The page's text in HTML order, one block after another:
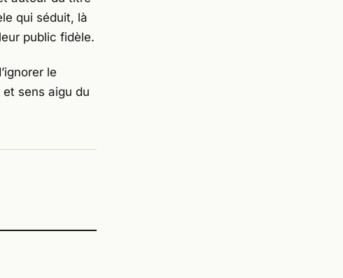
qui séduit, là
public fidèle.
le
sens aigu du